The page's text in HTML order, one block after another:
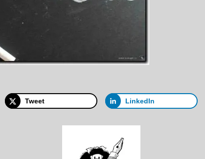
Tweet LinkedIn